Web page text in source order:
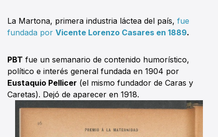
La Martona, primera industria láctea del país, fue
fundada por Vicente Lorenzo Casares en 1889.
PBT fue un semanario de contenido humorístico,
político e interés general fundada en 1904 por
Eustaquio Pellicer (el mismo fundador de Caras y
Caretas). Dejó de aparecer en 1918.